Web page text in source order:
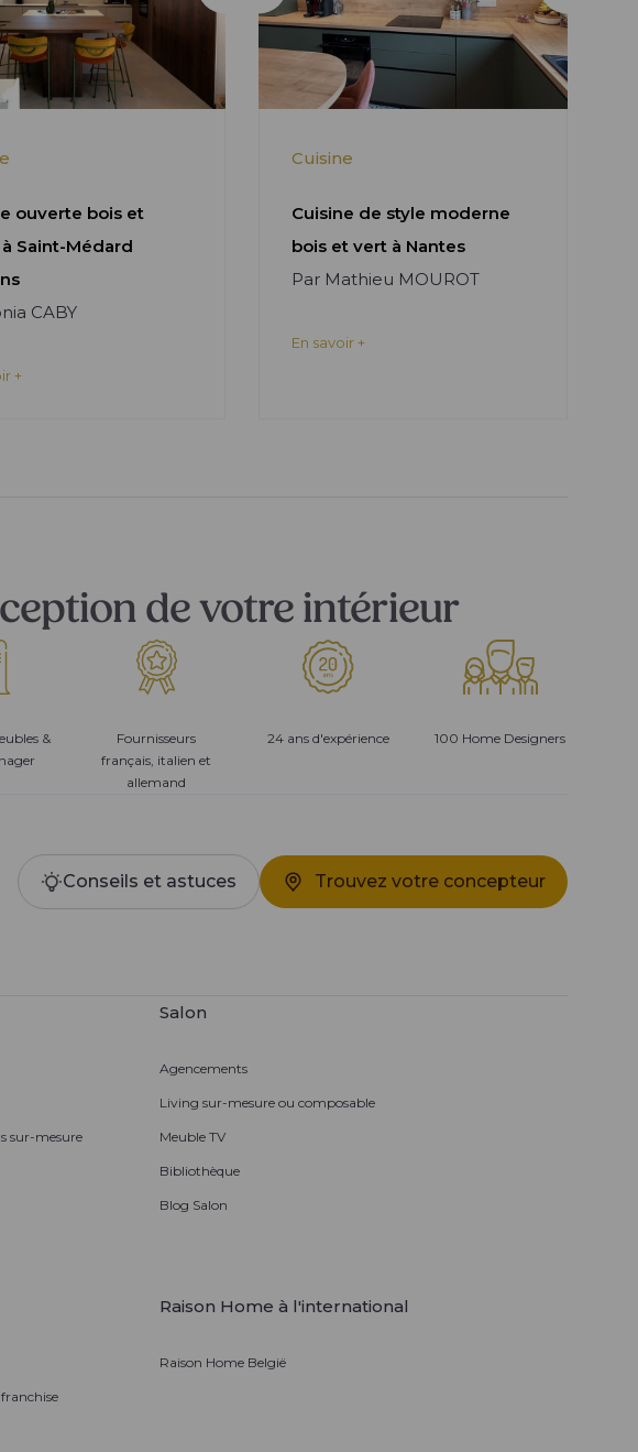
ouverte bois et
Saint-Médard
CABY
+
Cuisine
Cuisine de style moderne
bois et vert à Nantes
Par Mathieu MOUROT
En savoir +
de votre intérieur
&
Fournisseurs
français, italien et
allemand
24 ans d'expérience 100 Home Designers
Conseils et astuces Trouvez votre concepteur
sur-mesure
Salon
Agencements
Living sur-mesure ou composable
Meuble TV
Bibliothèque
Blog Salon
Raison Home à l'international
Raison Home België